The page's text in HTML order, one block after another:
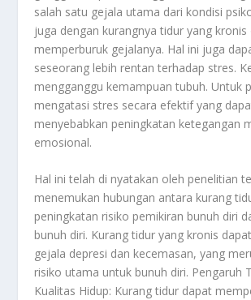
salah satu gejala utama dari kondisi
juga dengan kurangnya tidur yang kronis
memperburuk gejalanya. Hal ini juga
seseorang lebih rentan terhadap stres.
mengganggu kemampuan tubuh. Untuk
mengatasi stres secara efektif yang
menyebabkan peningkatan ketegangan
emosional.
Hal ini telah di nyatakan oleh penelitian
menemukan hubungan antara kurang
peningkatan risiko pemikiran bunuh diri
bunuh diri. Kurang tidur yang kronis
gejala depresi dan kecemasan, yang
risiko utama untuk bunuh diri. Pengaruh
Kualitas Hidup: Kurang tidur dapat